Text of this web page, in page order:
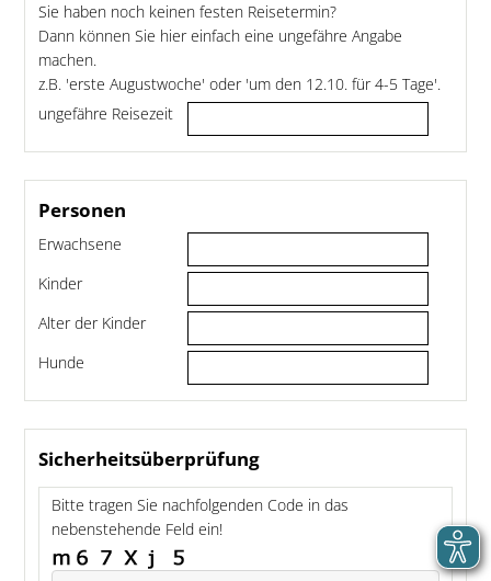
Sie haben noch keinen festen Reisetermin?
Dann können Sie hier einfach eine ungefähre Angabe
machen.
z.B. 'erste Augustwoche' oder 'um den 12.10. für 4-5 Tage'.
ungefähre Reisezeit
Personen
Erwachsene
Kinder
Alter der Kinder
Hunde
Sicherheitsüberprüfung
Bitte tragen Sie nachfolgenden Code in das
nebenstehende Feld ein!